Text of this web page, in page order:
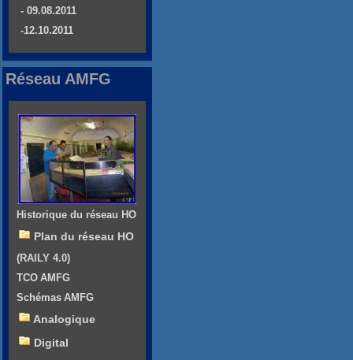
- 09.08.2011
-12.10.2011
Réseau AMFG
Historique du réseau HO
Plan du réseau HO
(RAILY 4.0)
TCO AMFG
Schémas AMFG
Analogique
Digital